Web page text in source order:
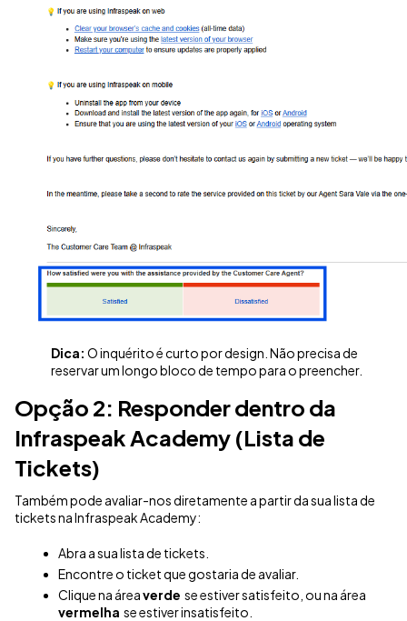
Dica: O inquérito é curto por design . Não precisa de
reservar um longo bloco de tempo para o preencher.
Opção 2: Responder dentro da
Infraspeak Academy (Lista de
Tickets)
Também pode avaliar-nos diretamente a partir da sua lista de
tickets naInfraspeak Academy:
Abra a sua lista de tickets.
Encontre o ticket que gostaria de avaliar.
Clique na áreaverde se estiver satisfeito, ou na área
vermelha se estiver insatisfeito.